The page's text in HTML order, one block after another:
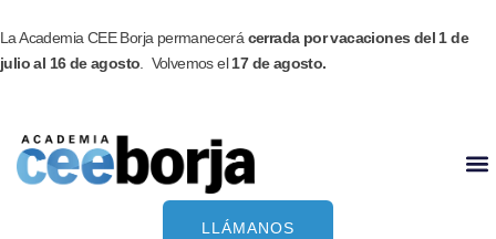
contenido
La Academia CEE Borja permanecerá cerrada por vacaciones del 1 de
julio al 16 de agosto . Volvemos el17 de agosto.
LLÁMANOS